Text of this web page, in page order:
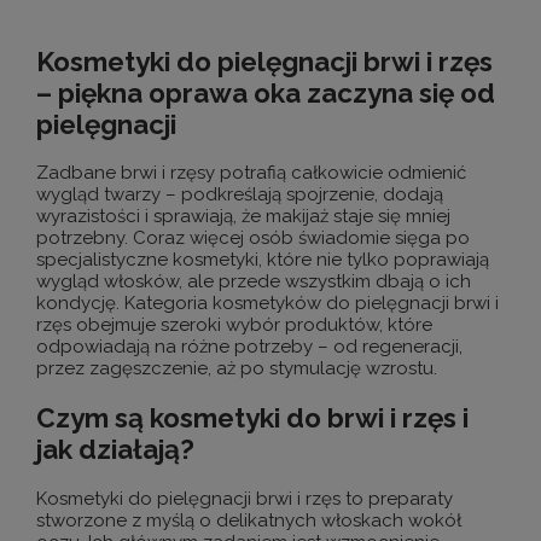
Kosmetyki do pielęgnacji brwi i rzęs
– piękna oprawa oka zaczyna się od
pielęgnacji
Zadbane brwi i rzęsy potrafią całkowicie odmienić
wygląd twarzy – podkreślają spojrzenie, dodają
wyrazistości i sprawiają, że makijaż staje się mniej
potrzebny. Coraz więcej osób świadomie sięga po
specjalistyczne kosmetyki, które nie tylko poprawiają
wygląd włosków, ale przede wszystkim dbają o ich
kondycję. Kategoria kosmetyków do pielęgnacji brwi i
rzęs obejmuje szeroki wybór produktów, które
odpowiadają na różne potrzeby – od regeneracji,
przez zagęszczenie, aż po stymulację wzrostu.
Czym są kosmetyki do brwi i rzęs i
jak działają?
Kosmetyki do pielęgnacji brwi i rzęs to preparaty
stworzone z myślą o delikatnych włoskach wokół